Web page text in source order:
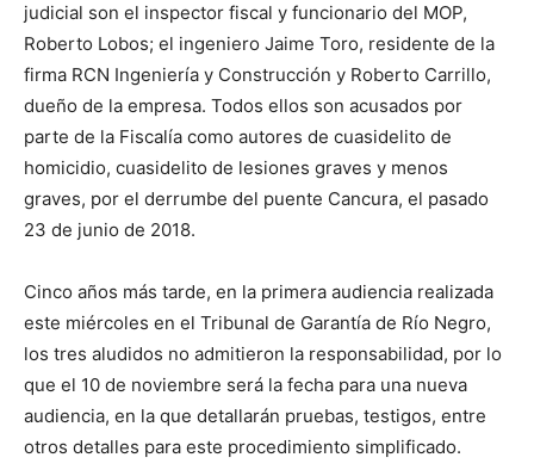
judicial son el inspector fiscal y funcionario del MOP,
Roberto Lobos; el ingeniero Jaime Toro, residente de la
firma RCN Ingeniería y Construcción y Roberto Carrillo,
dueño de la empresa. Todos ellos son acusados por
parte de la Fiscalía como autores de cuasidelito de
homicidio, cuasidelito de lesiones graves y menos
graves, por el derrumbe del puente Cancura, el pasado
23 de junio de 2018.
Cinco años más tarde, en la primera audiencia realizada
este miércoles en el Tribunal de Garantía de Río Negro,
los tres aludidos no admitieron la responsabilidad, por lo
que el 10 de noviembre será la fecha para una nueva
audiencia, en la que detallarán pruebas, testigos, entre
otros detalles para este procedimiento simplificado.